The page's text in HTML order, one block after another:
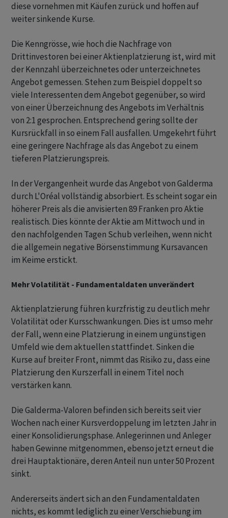
diese vornehmen mit Käufen zurück und hoffen auf
weiter sinkende Kurse.
Die Kenngrösse, wie hoch die Nachfrage von
Drittinvestoren bei einer Aktienplatzierung ist, wird mit
der Kennzahl überzeichnetes oder unterzeichnetes
Angebot gemessen. Stehen zum Beispiel doppelt so
viele Interessenten dem Angebot gegenüber, so wird
von einer Überzeichnung des Angebots im Verhältnis
von 2:1 gesprochen. Entsprechend gering sollte der
Kursrückfall in so einem Fall ausfallen. Umgekehrt führt
eine geringere Nachfrage als das Angebot zu einem
tieferen Platzierungspreis.
In der Vergangenheit wurde das Angebot von Galderma
durch L'Oréal vollständig absorbiert. Es scheint sogar ein
höherer Preis als die anvisierten 89 Franken pro Aktie
realistisch. Dies könnte der Aktie am Mittwoch und in
den nachfolgenden Tagen Schub verleihen, wenn nicht
die allgemein negative Börsenstimmung Kursavancen
im Keime erstickt.
Mehr Volatilität - Fundamentaldaten unverändert
Aktienplatzierung führen kurzfristig zu deutlich mehr
Volatilität oder Kursschwankungen. Dies ist umso mehr
der Fall, wenn eine Platzierung in einem ungünstigen
Umfeld wie dem aktuellen stattfindet. Sinken die
Kurse auf breiter Front, nimmt das Risiko zu, dass eine
Platzierung den Kurszerfall in einem Titel noch
verstärken kann.
Die Galderma-Valoren befinden sich bereits seit vier
Wochen nach einer Kursverdoppelung im letzten Jahr in
einer Konsolidierungsphase. Anlegerinnen und Anleger
haben Gewinne mitgenommen, ebenso jetzt erneut die
drei Hauptaktionäre, deren Anteil nun unter 50 Prozent
sinkt.
Andererseits ändert sich an den Fundamentaldaten
nichts, es kommt lediglich zu einer Verschiebung im